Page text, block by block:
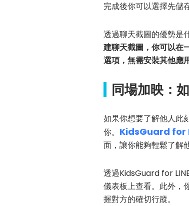
完成後你可以選擇先儲
透過聊天截圖的優勢是
建聊天截圖，你可以在
選項，無需安裝其他應
同場加映：
如果你想要了解他人此
你。 KidsGuard for
面，讓你能夠輕鬆了解
透過KidsGuard for
儀表板上查看。此外，
握對方的確切行蹤。